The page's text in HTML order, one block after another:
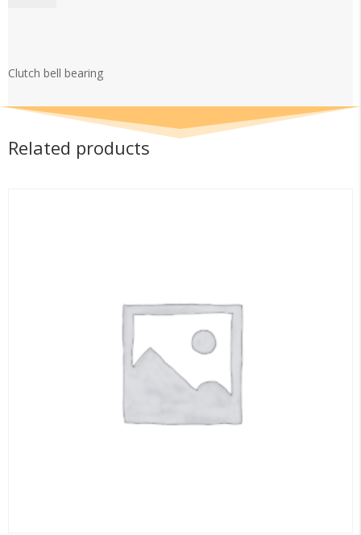
Clutch bell bearing
Related products